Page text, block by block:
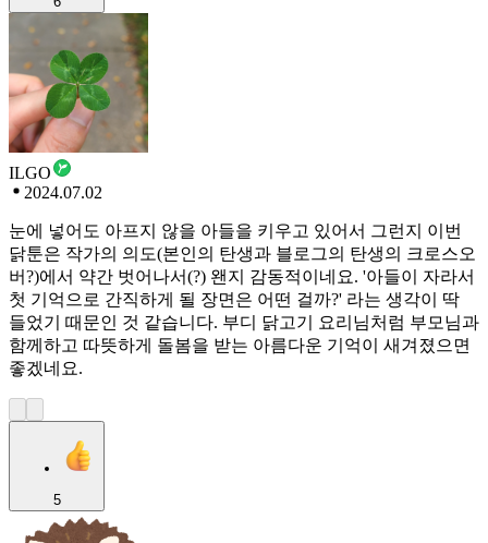
ILGO
2024.07.02
눈에 넣어도 아프지 않을 아들을 키우고 있어서 그런지 이번
닭툰은 작가의 의도(본인의 탄생과 블로그의 탄생의 크로스오
버?)에서 약간 벗어나서(?) 왠지 감동적이네요. '아들이 자라서
첫 기억으로 간직하게 될 장면은 어떤 걸까?' 라는 생각이 딱
들었기 때문인 것 같습니다. 부디 닭고기 요리님처럼 부모님과
함께하고 따뜻하게 돌봄을 받는 아름다운 기억이 새겨졌으면
좋겠네요.
5